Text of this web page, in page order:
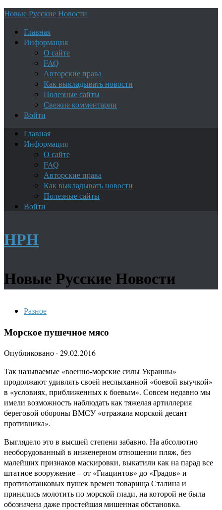
Новые Русские Новости
Главная
Информация
О сайте
FAQ
Авторские права
Как выкладывать новости
Полезные сайты
Свежие комментарии
Войти
Главная
Информация
О сайте
FAQ
Авторские права
Как выкладывать новости
Полезные сайты
Войти
НРН
Новые Русские Новости
Разное
Морское пушечное мясо
Опубликовано · 29.02.2016
Так называемые «военно-морские силы Украины»
продолжают удивлять своей неслыханной «боевой выучкой»
в «условиях, приближенных к боевым». Совсем недавно мы
имели возможность наблюдать как тяжелая артиллерия
береговой обороны ВМСУ «отражала морской десант
противника».
Выглядело это в высшей степени забавно. На абсолютно
необорудованный в инженерном отношении пляж, без
малейших признаков маскировки, выкатили как на парад все
штатное вооружение – от «Гиацинтов» до «Градов» и
противотанковых пушек времен товарища Сталина и
принялись молотить по морской глади, на которой не была
обозначена даже простейшая мишенная обстановка.